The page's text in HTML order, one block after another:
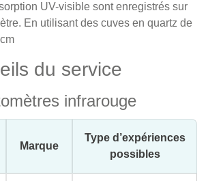
UV-visible sont enregistrés sur
En utilisant des cuves en quartz de
du service
infrarouge
Marque
Type d’expériences
possibles